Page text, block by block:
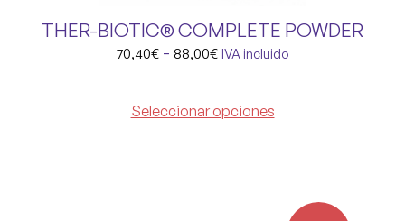
THER-BIOTIC® COMPLETE POWDER
70,40€ - 88,00€ IVA incluido
Seleccionar opciones